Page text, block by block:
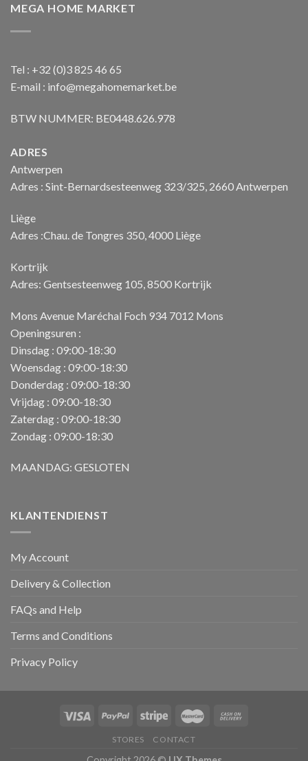
MEGA HOME MARKET
Tel : +32 (0)3 825 46 65
E-mail : info@megahomemarket.be
BTW NUMMER: BE0448.626.978
ADRES
Antwerpen
Adres : Sint-Bernardsesteenweg 323/325, 2660 Antwerpen
Liège
Adres :Chau. de Tongres 350, 4000 Liège
Kortrijk
Adres: Gentsesteenweg 105, 8500 Kortrijk
Mons Avenue Maréchal Foch 934 7012 Mons
Openingsuren :
Dinsdag : 09:00-18:30
Woensdag : 09:00-18:30
Donderdag : 09:00-18:30
Vrijdag : 09:00-18:30
Zaterdag : 09:00-18:30
Zondag : 09:00-18:30
MAANDAG: GESLOTEN
KLANTENDIENST
My Account
Delivery & Collection
FAQs and Help
Terms and Conditions
Privacy Policy
STORES CONTACT